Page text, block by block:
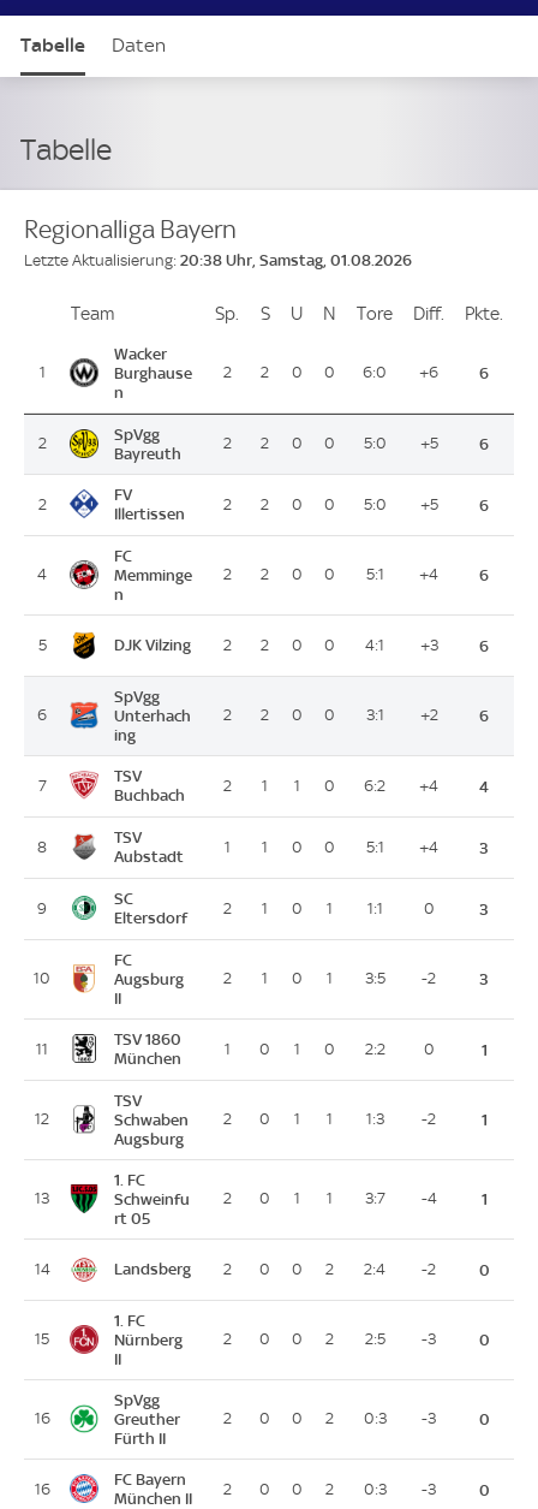
Tabelle Daten
Tabelle
Regionalliga Bayern
Letzte Aktualisierung: 20:38 Uhr, Samstag, 01.08.2026
PlatzTeam Sp. Spiele
SSiege
U Unentschieden
N Niederlagen
Tore ToreDiff. Differenz
Pkte.
1
Wacker
Burghause
n
2 2 0 0 6:0 +6 6
2
SpVgg
Bayreuth
2 2 0 0 5:0 +5 6
2
FV
Illertissen
2 2 0 0 5:0 +5 6
4
FC
Memminge
n
2 2 0 0 5:1 +4 6
5 DJK Vilzing 2 2 0 0 4:1 +3 6
6
SpVgg
Unterhach
ing
2 2 0 0 3:1 +2 6
7
TSV
Buchbach
2 1 1 0 6:2 +4 4
8
TSV
Aubstadt
1 1 0 0 5:1 +4 3
9
SC
Eltersdorf
2 1 0 1 1:1 0 3
10
FC
Augsburg
II
2 1 0 1 3:5 -2 3
11
TSV 1860
München
1 0 1 0 2:2 0 1
12
TSV
Schwaben
Augsburg
2 0 1 1 1:3 -2 1
13
1. FC
Schweinfu
rt 05
2 0 1 1 3:7 -4 1
14 Landsberg 2 0 0 2 2:4 -2 0
15
1. FC
Nürnberg
II
2 0 0 2 2:5 -3 0
16
SpVgg
Greuther
Fürth II
2 0 0 2 0:3 -3 0
16
FC Bayern
München II
2 0 0 2 0:3 -3 0